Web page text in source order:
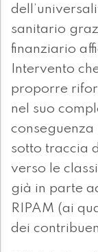
sanitario
finanziario
Intervento
proporre
nel suo
sotto traccia
verso le
già in parte
RIPAM (ai
dei